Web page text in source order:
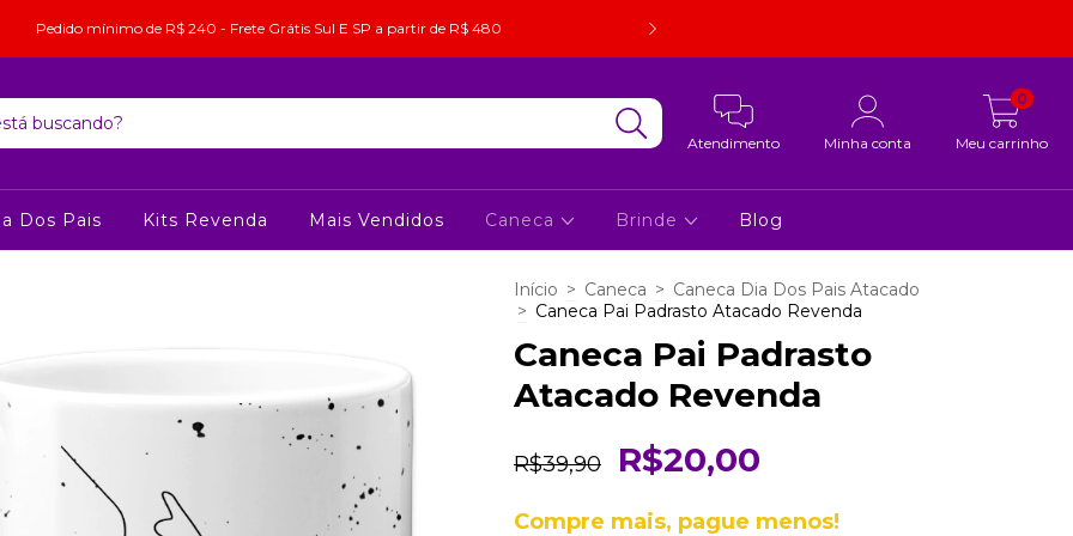
Pedido mínimo de R$ 240 - Frete Grátis Sul E SP a partir de R$ 480
Atendimento Minha conta Meu carrinho
0
Dos Pais Kits Revenda Mais Vendidos Caneca Brinde Blog
Início > Caneca > Caneca Dia Dos Pais Atacado
> Caneca Pai Padrasto Atacado Revenda
Caneca Pai Padrasto
Atacado Revenda
R$39,90 R$20,00
Compre mais, pague menos!